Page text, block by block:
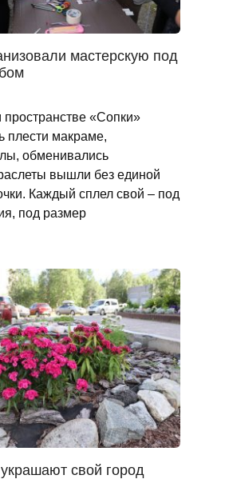
мастерскую под
«Сопки»
плести макраме,
обменивались
вышли без единой
Каждый сплел свой – под
под размер
свой город